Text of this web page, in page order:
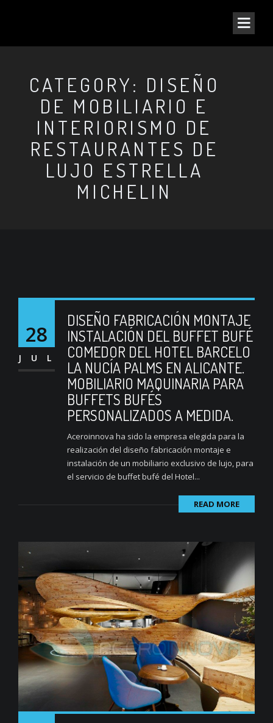
CATEGORY: DISEÑO
DE MOBILIARIO E
INTERIORISMO DE
RESTAURANTES DE
LUJO ESTRELLA
MICHELIN
28
JUL
DISEÑO FABRICACIÓN MONTAJE
INSTALACIÓN DEL BUFFET BUFÉ
COMEDOR DEL HOTEL BARCELO
LA NUCÍA PALMS EN ALICANTE.
MOBILIARIO MAQUINARIA PARA
BUFFETS BUFÉS
PERSONALIZADOS A MEDIDA.
Aceroinnova ha sido la empresa elegida para la
realización del diseño fabricación montaje e
instalación de un mobiliario exclusivo de lujo, para
el servicio de buffet bufé del Hotel...
READ MORE